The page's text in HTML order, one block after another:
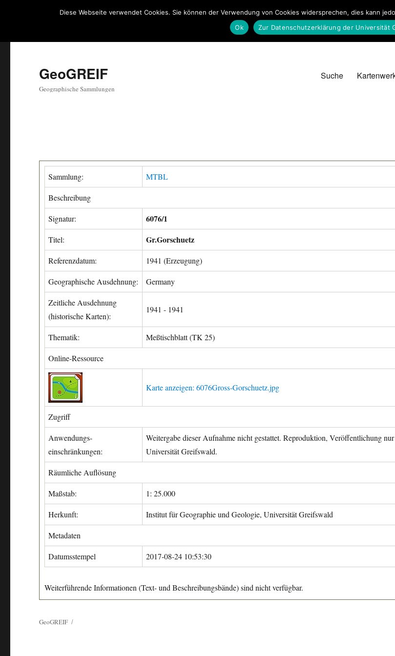
GeoGREIF
Geographische Sammlungen
Suche
Sammlung: MTBL
Beschreibung
Signatur: 6076/1
Titel: Gr.Gorschuetz
Referenzdatum: 1941 (Erzeugung)
Geographische Ausdehnung: Germany
Zeitliche Ausdehnung
(historische Karten):
1941 - 1941
Thematik: Meßtischblatt (TK 25)
Online-Ressource
Karte anzeigen: 6076Gross-Gorschuetz.jpg
Zugriff
Anwendungs-
einschränkungen:
Weitergabe dieser Aufnahme nicht gestattet. Reproduktion, Veröffentlichung
Universität Greifswald.
Räumliche Auflösung
Maßstab: 1: 25.000
Herkunft: Institut für Geographie und Geologie, Universität Greifswald
Metadaten
Datumsstempel 2017-08-24 10:53:30
Weiterführende Informationen (Text- und Beschreibungsbände) sind nicht verfügbar.
GeoGREIF
Diese Webseite verwendet Cookies. Sie können der Verwendung von Cookies widersprechen, dies kann
Ok
Zur Datenschutzerklärung der Universität